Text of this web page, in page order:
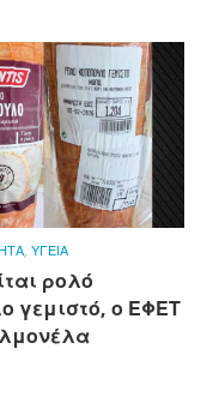
, ΥΓΕΙΑ
ρολό
γεμιστό, ο ΕΦΕΤ